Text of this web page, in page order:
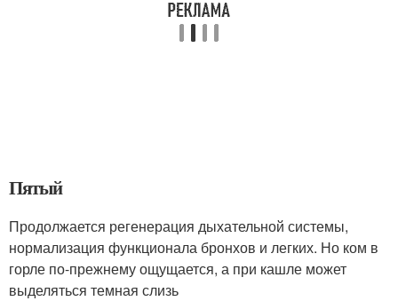
Пятый
Продолжается регенерация дыхательной системы,
нормализация функционала бронхов и легких. Но ком в
горле по-прежнему ощущается, а при кашле может
выделяться темная слизь